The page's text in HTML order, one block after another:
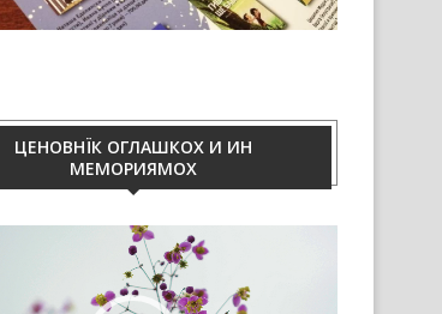
ЦЕНОВНЇК ОГЛАШКОХ И ИН
МЕМОРИЯМОХ